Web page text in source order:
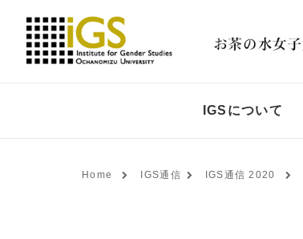
IGSについて
Home IGS通信 IGS通信 2020